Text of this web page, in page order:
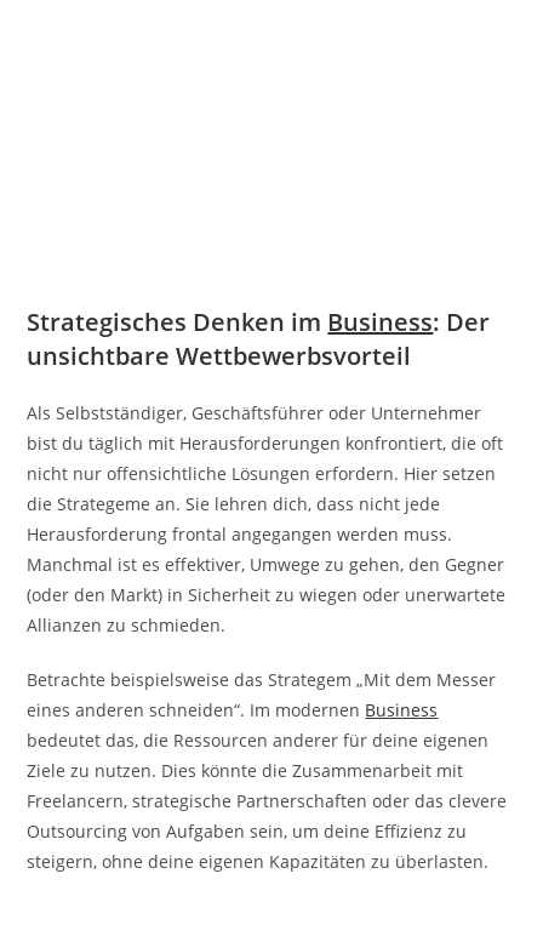
Strategisches Denken im Business: Der
unsichtbare Wettbewerbsvorteil
Als Selbstständiger, Geschäftsführer oder Unternehmer
bist du täglich mit Herausforderungen konfrontiert, die oft
nicht nur offensichtliche Lösungen erfordern. Hier setzen
die Strategeme an. Sie lehren dich, dass nicht jede
Herausforderung frontal angegangen werden muss.
Manchmal ist es effektiver, Umwege zu gehen, den Gegner
(oder den Markt) in Sicherheit zu wiegen oder unerwartete
Allianzen zu schmieden.
Betrachte beispielsweise das Strategem „Mit dem Messer
eines anderen schneiden“. Im modernen Business
bedeutet das, die Ressourcen anderer für deine eigenen
Ziele zu nutzen. Dies könnte die Zusammenarbeit mit
Freelancern, strategische Partnerschaften oder das clevere
Outsourcing von Aufgaben sein, um deine Effizienz zu
steigern, ohne deine eigenen Kapazitäten zu überlasten.